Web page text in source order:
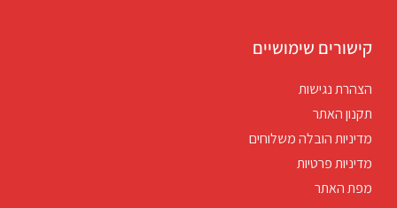
קישורים שימושיים
הצהרת נגישות
תקנון האתר
מדיניות הובלה משלוחים
מדיניות פרטיות
מפת האתר